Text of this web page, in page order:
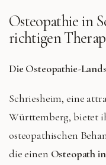
Osteopathie in
richtigen
Die Osteopathie-
Schriesheim, eine
Württemberg, bietet
osteopathischen
die einen Osteopath